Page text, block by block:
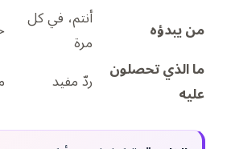
من يبدؤه
أنتم، في كل
مرة
ما الذي تحصلون
عليه
ردّ مفيد